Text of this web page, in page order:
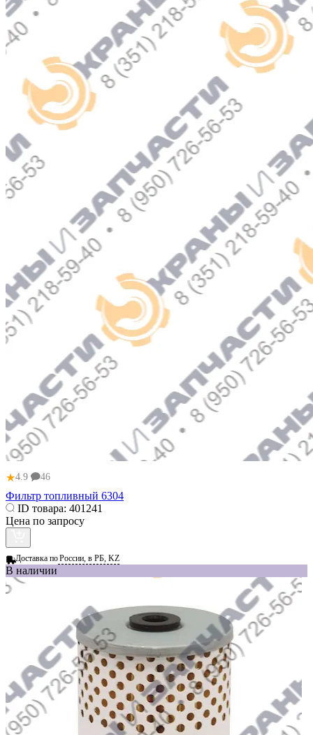
★4.9 46
Фильтр топливный 6304
ID товара: 401241
Цена по запросу
Доставка поРоссии, в РБ, KZ
В наличии